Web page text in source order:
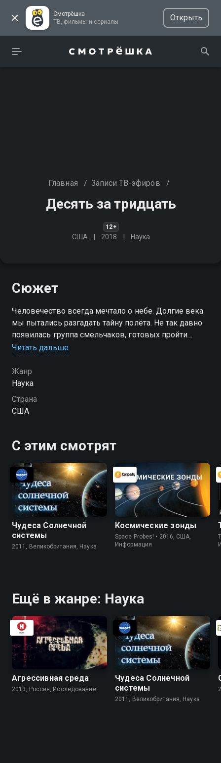
Смотрёшка
ТВ, фильмы и сериалы
Открыть
Главная / Записи ТВ-эфиров /
Десять за тридцать
12+
США 2018 Наука
Сюжет
Человечество всегда мечтало о небе. Долгие века
мы пытались разгадать тайну полёта. Не так давно
появилась группа смельчаков, готовых пройти
самые сложные испытания, которым может
Читать дальше
Жанр
Наука
Страна
США
С этим смотрят
Чудеса Солнечной
системы
2011, Великобритания, Наука
Космические зонды
Space Probes! • 2016, США,
Информация
Ещё в жанре: Наука
Агрессивная среда
2013, Россия, Исследование
Чудеса Солнечной
системы
2011, Великобритания, Наука